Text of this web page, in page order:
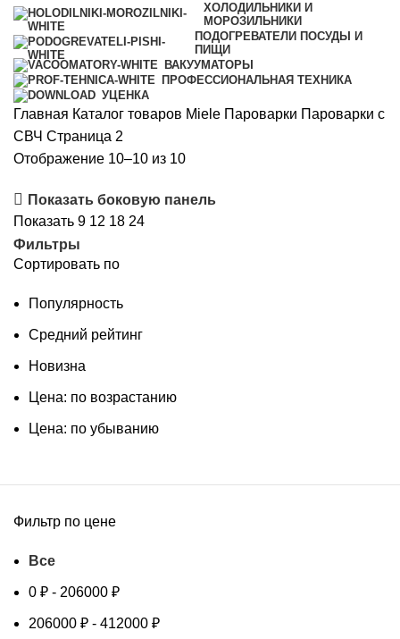
ХОЛОДИЛЬНИКИ И
МОРОЗИЛЬНИКИ
ПОДОГРЕВАТЕЛИ ПОСУДЫ И
ПИЩИ
ВАКУУМАТОРЫ
ПРОФЕССИОНАЛЬНАЯ ТЕХНИКА
УЦЕНКА
Главная Каталог товаров Miele Пароварки Пароварки с
СВЧ Страница 2
Отображение 10–10 из 10Цены:
возрастанию
Показать боковую панель
Показать 9 12 18 24
Фильтры
Сортировать по
Популярность
Средний рейтинг
Новизна
Цена: по возрастанию
Цена: по убыванию
Фильтр по цене
Все
0 ₽ - 206000 ₽
206000 ₽ - 412000 ₽